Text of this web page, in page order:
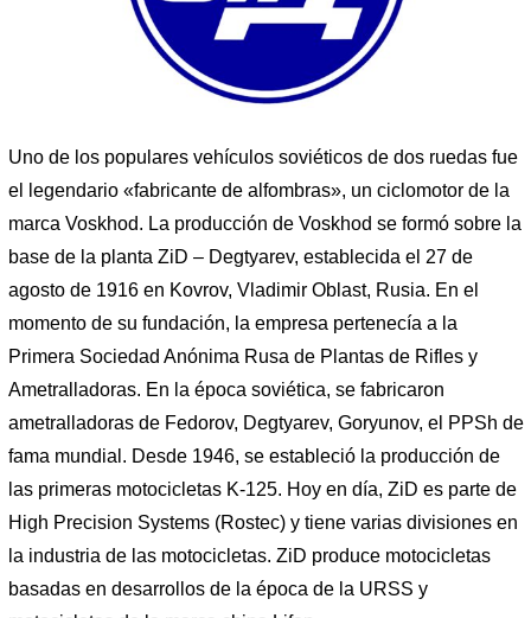
Uno de los populares vehículos soviéticos de dos ruedas fue
el legendario «fabricante de alfombras», un ciclomotor de la
marca Voskhod. La producción de Voskhod se formó sobre la
base de la planta ZiD – Degtyarev, establecida el 27 de
agosto de 1916 en Kovrov, Vladimir Oblast, Rusia. En el
momento de su fundación, la empresa pertenecía a la
Primera Sociedad Anónima Rusa de Plantas de Rifles y
Ametralladoras. En la época soviética, se fabricaron
ametralladoras de Fedorov, Degtyarev, Goryunov, el PPSh de
fama mundial. Desde 1946, se estableció la producción de
las primeras motocicletas K-125. Hoy en día, ZiD es parte de
High Precision Systems (Rostec) y tiene varias divisiones en
la industria de las motocicletas. ZiD produce motocicletas
basadas en desarrollos de la época de la URSS y